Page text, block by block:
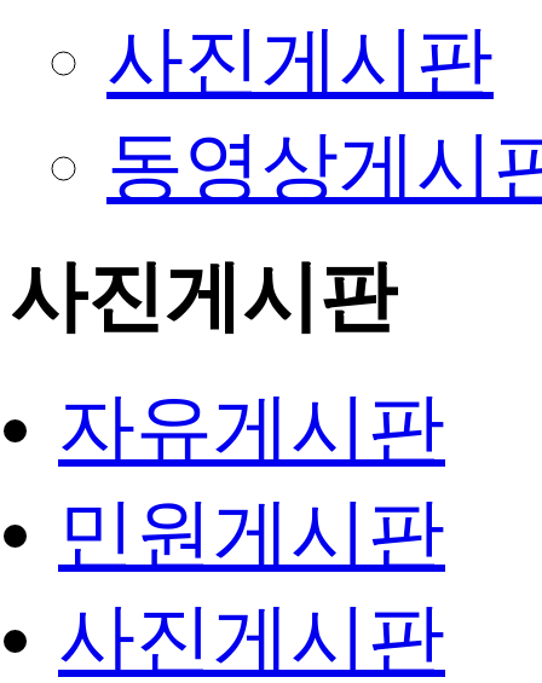
사진게시판
동영상게시
사진게시판
자유게시판
민원게시판
사진게시판